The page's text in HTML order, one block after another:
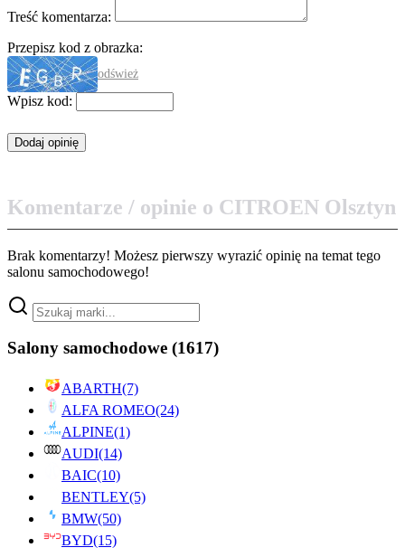
Treść komentarza:
Przepisz kod z obrazka:
odśwież
Wpisz kod:
Komentarze / opinie o CITROEN Olsztyn
Brak komentarzy! Możesz pierwszy wyrazić opinię na temat tego
salonu samochodowego!
Salony samochodowe (1617)
ABARTH(7)
ALFA ROMEO(24)
ALPINE(1)
AUDI(14)
BAIC(10)
BENTLEY(5)
BMW(50)
BYD(15)